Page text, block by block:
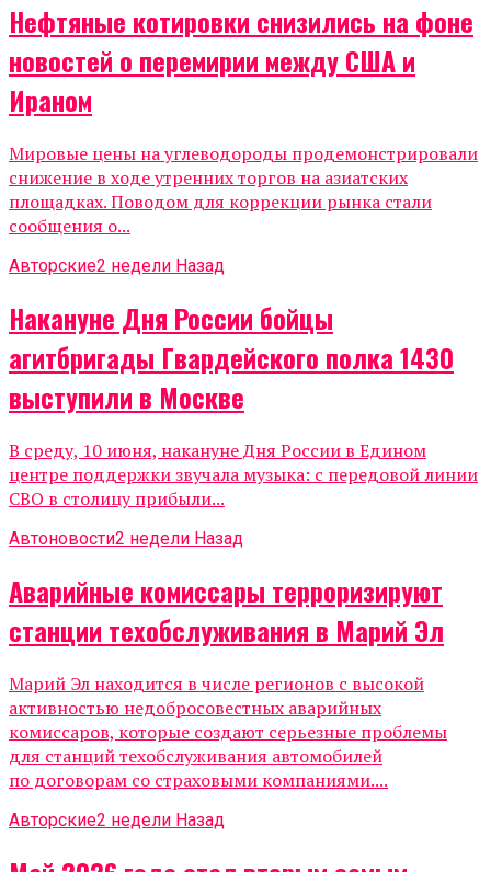
Нефтяные котировки снизились на фоне
новостей о перемирии между США и
Ираном
Мировые цены на углеводороды продемонстрировали
снижение в ходе утренних торгов на азиатских
площадках. Поводом для коррекции рынка стали
сообщения о...
Авторские2 недели Назад
Накануне Дня России бойцы
агитбригады Гвардейского полка 1430
выступили в Москве
В среду, 10 июня, накануне Дня России в Едином
центре поддержки звучала музыка: с передовой линии
СВО в столицу прибыли...
Автоновости2 недели Назад
Аварийные комиссары терроризируют
станции техобслуживания в Марий Эл
Марий Эл находится в числе регионов с высокой
активностью недобросовестных аварийных
комиссаров, которые создают серьезные проблемы
для станций техобслуживания автомобилей
по договорам со страховыми компаниями....
Авторские2 недели Назад